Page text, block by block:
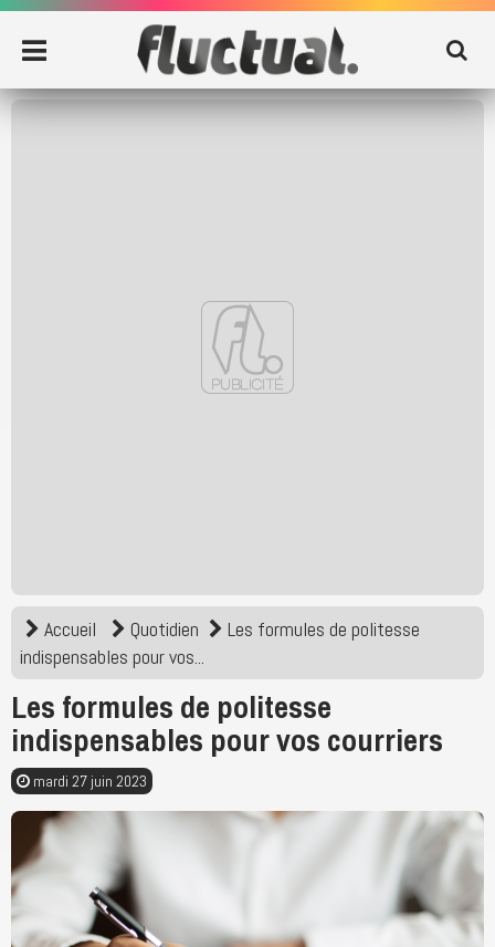
Accueil Quotidien
Les formules de politesse
indispensables pour vos...
Les formules de politesse
indispensables pour vos courriers
mardi 27 juin 2023